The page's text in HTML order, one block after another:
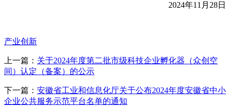
2024年11月28日
产业创新
上一篇： 关于2024年度第二批市级科技企业孵化器（众创空
间）认定（备案）的公示
下一篇： 安徽省工业和信息化厅关于公布2024年度安徽省中小
企业公共服务示范平台名单的通知